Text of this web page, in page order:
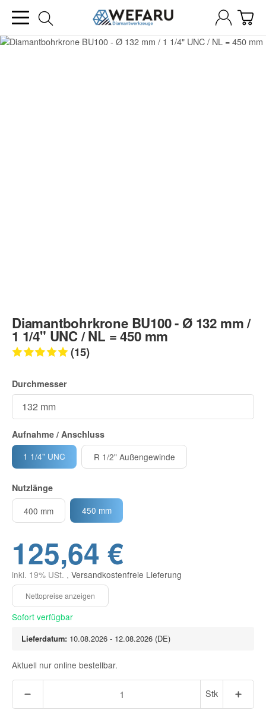
Diamantbohrkrone BU100 - Ø 132 mm /
1 1/4" UNC / NL = 450 mm
(15)
Durchmesser
Aufnahme / Anschluss
1 1/4" UNC
R 1/2" Außengewinde
Nutzlänge
400 mm
450 mm
125,64 €
inkl. 19% USt. , Versandkostenfreie Lieferung
Sofort verfügbar
Lieferdatum: 10.08.2026 - 12.08.2026 (DE)
Aktuell nur online bestellbar.
Stk